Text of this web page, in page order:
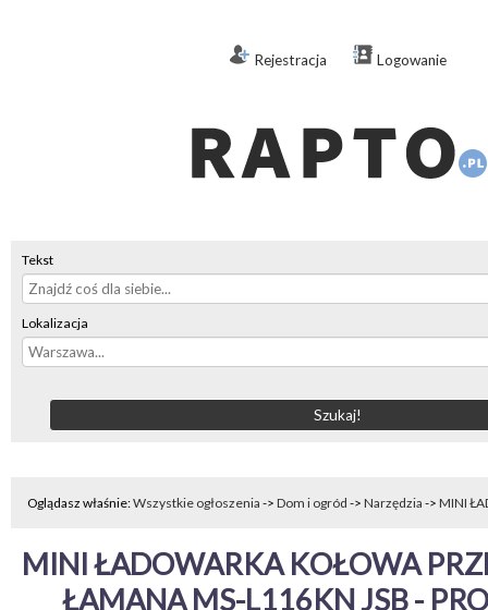
Rejestracja Logowanie
Tekst
Lokalizacja
Oglądasz właśnie:Wszystkie ogłoszenia -> Dom i ogród -> Narzędzia -> MINI
MINI ŁADOWARKA KOŁOWA
ŁAMANA MS-L116KN JSB -